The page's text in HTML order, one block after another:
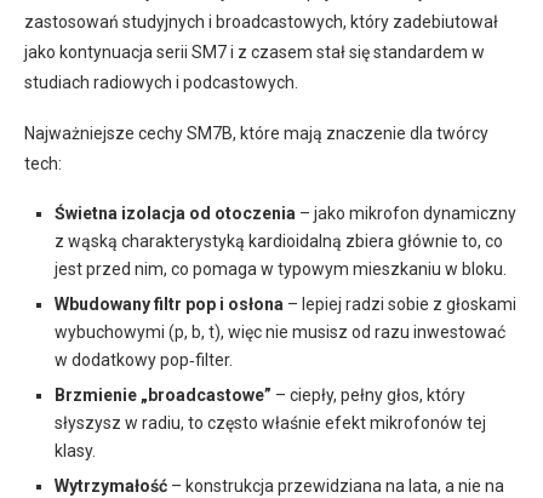
zastosowań studyjnych i broadcastowych, który zadebiutował
jako kontynuacja serii SM7 i z czasem stał się standardem w
studiach radiowych i podcastowych.
Najważniejsze cechy SM7B, które mają znaczenie dla twórcy
tech:
Świetna izolacja od otoczenia – jako mikrofon dynamiczny
z wąską charakterystyką kardioidalną zbiera głównie to, co
jest przed nim, co pomaga w typowym mieszkaniu w bloku.
Wbudowany filtr pop i osłona – lepiej radzi sobie z głoskami
wybuchowymi (p, b, t), więc nie musisz od razu inwestować
w dodatkowy pop‑filter.
Brzmienie „broadcastowe” – ciepły, pełny głos, który
słyszysz w radiu, to często właśnie efekt mikrofonów tej
klasy.
Wytrzymałość – konstrukcja przewidziana na lata, a nie na